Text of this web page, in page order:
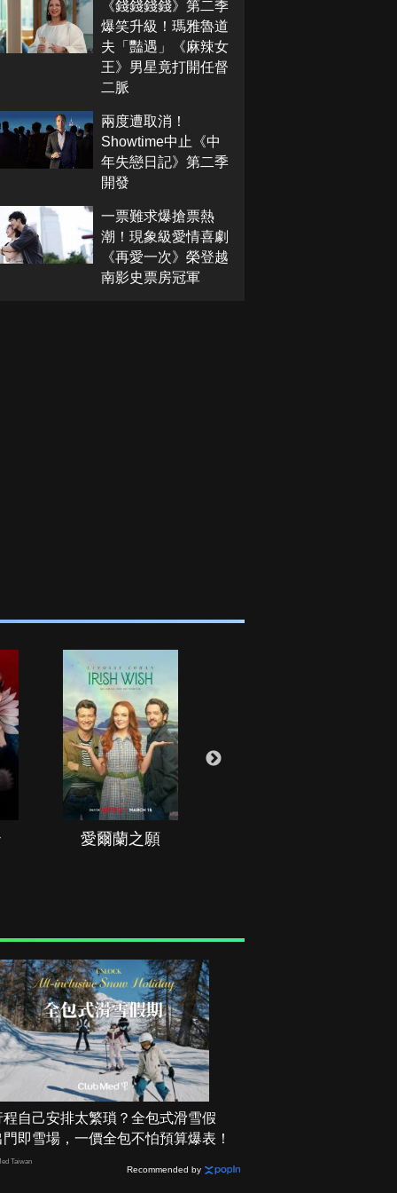
《錢錢錢錢》第二季
爆笑升級！瑪雅魯道
夫「豔遇」《麻辣女
王》男星竟打開任督
二脈
兩度遭取消！
Showtime中止《中
年失戀日記》第二季
開發
一票難求爆搶票熱
潮！現象級愛情喜劇
《再愛一次》榮登越
南影史票房冠軍
愛爾蘭之願
程自己安排太繁瑣？全包式滑雪假
即雪場，一價全包不怕預算爆表！
Taiwan
Recommended by